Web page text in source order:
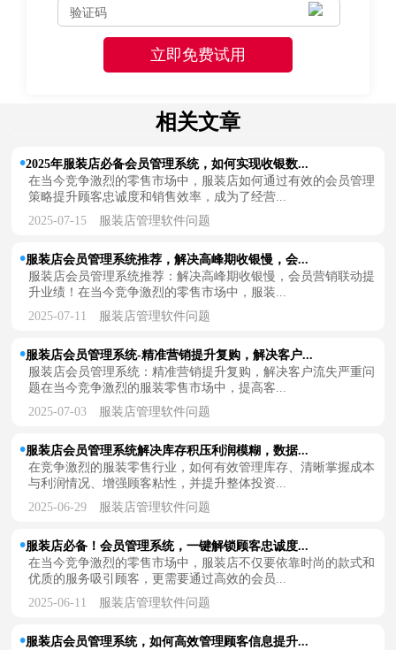
相关文章
2025年服装店必备会员管理系统，如何实现收银数...
在当今竞争激烈的零售市场中，服装店如何通过有效的会员管理
策略提升顾客忠诚度和销售效率，成为了经营...
2025-07-15 服装店管理软件问题
服装店会员管理系统推荐，解决高峰期收银慢，会...
服装店会员管理系统推荐：解决高峰期收银慢，会员营销联动提
升业绩！在当今竞争激烈的零售市场中，服装...
2025-07-11 服装店管理软件问题
服装店会员管理系统-精准营销提升复购，解决客户...
服装店会员管理系统：精准营销提升复购，解决客户流失严重问
题在当今竞争激烈的服装零售市场中，提高客...
2025-07-03 服装店管理软件问题
服装店会员管理系统解决库存积压利润模糊，数据...
在竞争激烈的服装零售行业，如何有效管理库存、清晰掌握成本
与利润情况、增强顾客粘性，并提升整体投资...
2025-06-29 服装店管理软件问题
服装店必备！会员管理系统，一键解锁顾客忠诚度...
在当今竞争激烈的零售市场中，服装店不仅要依靠时尚的款式和
优质的服务吸引顾客，更需要通过高效的会员...
2025-06-11 服装店管理软件问题
服装店会员管理系统，如何高效管理顾客信息提升...